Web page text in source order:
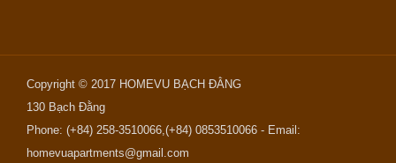
Copyright © 2017 HOMEVU BẠCH ĐẰNG
130 Bạch Đằng
Phone: (+84) 258-3510066,(+84) 0853510066 - Email:
homevuapartments@gmail.com